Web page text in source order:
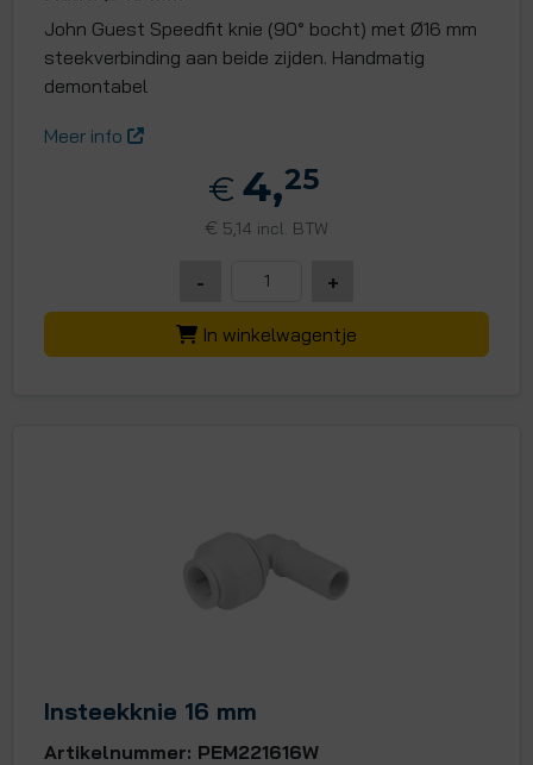
John Guest Speedfit knie (90° bocht) met Ø16 mm
steekverbinding aan beide zijden. Handmatig
demontabel
Meer info
€ 4,25
€ 5,14 incl. BTW
- +
In winkelwagentje
Insteekknie 16 mm
Artikelnummer: PEM221616W